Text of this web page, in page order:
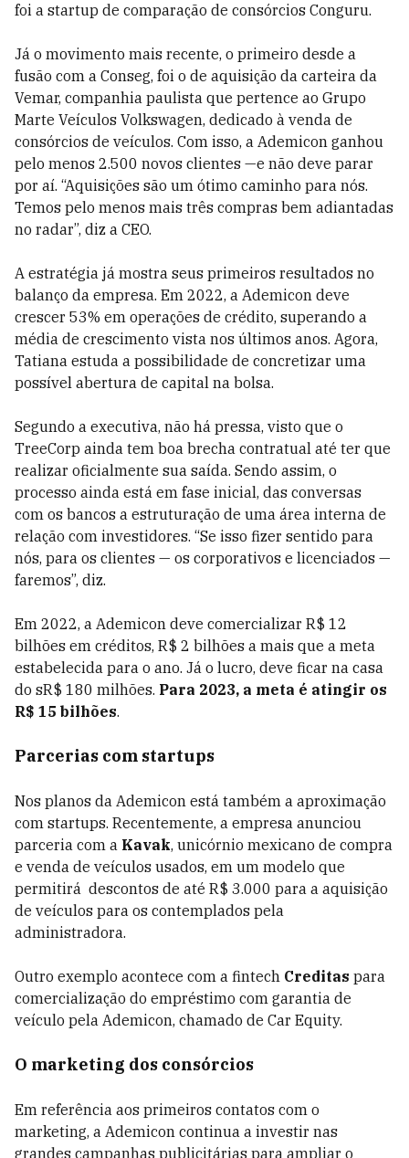
foi a startup de comparação de consórcios Conguru.
Já o movimento mais recente, o primeiro desde a
fusão com a Conseg, foi o de aquisição da carteira da
Vemar, companhia paulista que pertence ao Grupo
Marte Veículos Volkswagen, dedicado à venda de
consórcios de veículos. Com isso, a Ademicon ganhou
pelo menos 2.500 novos clientes —e não deve parar
por aí. “Aquisições são um ótimo caminho para nós.
Temos pelo menos mais três compras bem adiantadas
no radar”, diz a CEO.
A estratégia já mostra seus primeiros resultados no
balanço da empresa. Em 2022, a Ademicon deve
crescer 53% em operações de crédito, superando a
média de crescimento vista nos últimos anos. Agora,
Tatiana estuda a possibilidade de concretizar uma
possível abertura de capital na bolsa.
Segundo a executiva, não há pressa, visto que o
TreeCorp ainda tem boa brecha contratual até ter que
realizar oficialmente sua saída. Sendo assim, o
processo ainda está em fase inicial, das conversas
com os bancos a estruturação de uma área interna de
relação com investidores. “Se isso fizer sentido para
nós, para os clientes — os corporativos e licenciados —
faremos”, diz.
Em 2022, a Ademicon deve comercializar R$ 12
bilhões em créditos, R$ 2 bilhões a mais que a meta
estabelecida para o ano. Já o lucro, deve ficar na casa
do sR$ 180 milhões. Para 2023, a meta é atingir os
R$ 15 bilhões.
Parcerias com startups
Nos planos da Ademicon está também a aproximação
com startups. Recentemente, a empresa anunciou
parceria com a Kavak, unicórnio mexicano de compra
e venda de veículos usados, em um modelo que
permitirá descontos de até R$ 3.000 para a aquisição
de veículos para os contemplados pela
administradora.
Outro exemplo acontece com a fintech Creditas para
comercialização do empréstimo com garantia de
veículo pela Ademicon, chamado de Car Equity.
O marketing dos consórcios
Em referência aos primeiros contatos com o
marketing, a Ademicon continua a investir nas
grandes campanhas publicitárias para ampliar o